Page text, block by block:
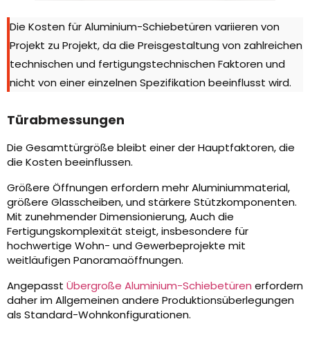
Die Kosten für Aluminium-Schiebetüren variieren von
Projekt zu Projekt, da die Preisgestaltung von zahlreichen
technischen und fertigungstechnischen Faktoren und
nicht von einer einzelnen Spezifikation beeinflusst wird.
Türabmessungen
Die Gesamttürgröße bleibt einer der Hauptfaktoren, die
die Kosten beeinflussen.
Größere Öffnungen erfordern mehr Aluminiummaterial,
größere Glasscheiben, und stärkere Stützkomponenten.
Mit zunehmender Dimensionierung, Auch die
Fertigungskomplexität steigt, insbesondere für
hochwertige Wohn- und Gewerbeprojekte mit
weitläufigen Panoramaöffnungen.
Angepasst Übergroße Aluminium-Schiebetüren erfordern
daher im Allgemeinen andere Produktionsüberlegungen
als Standard-Wohnkonfigurationen.